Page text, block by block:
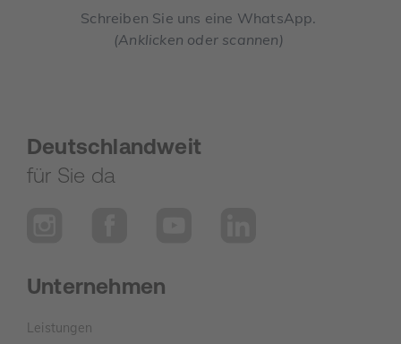
Schreiben Sie uns eine WhatsApp.
(Anklicken oder scannen)
Deutschlandweit
für Sie da
Unternehmen
Leistungen